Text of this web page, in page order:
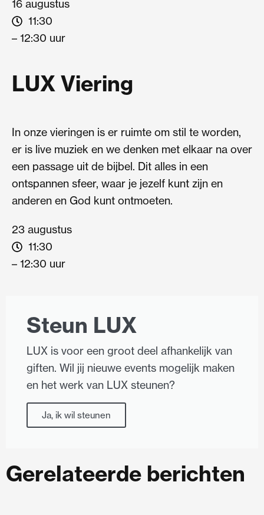
16 augustus
11:30
– 12:30 uur
LUX Viering
In onze vieringen is er ruimte om stil te worden,
er is live muziek en we denken met elkaar na over
een passage uit de bijbel. Dit alles in een
ontspannen sfeer, waar je jezelf kunt zijn en
anderen en God kunt ontmoeten.
23 augustus
11:30
– 12:30 uur
Steun LUX
LUX is voor een groot deel afhankelijk van
giften. Wil jij nieuwe events mogelijk maken
en het werk van LUX steunen?
Ja, ik wil steunen
Gerelateerde berichten